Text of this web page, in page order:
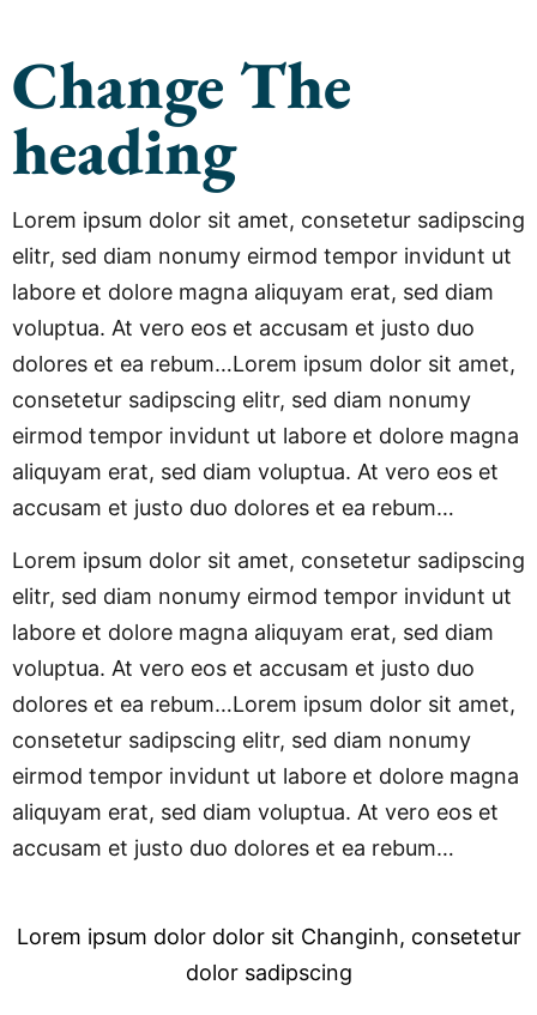
Change The
heading
Lorem ipsum dolor sit amet, consetetur sadipscing
elitr, sed diam nonumy eirmod tempor invidunt ut
labore et dolore magna aliquyam erat, sed diam
voluptua. At vero eos et accusam et justo duo
dolores et ea rebum…Lorem ipsum dolor sit amet,
consetetur sadipscing elitr, sed diam nonumy
eirmod tempor invidunt ut labore et dolore magna
aliquyam erat, sed diam voluptua. At vero eos et
accusam et justo duo dolores et ea rebum…
Lorem ipsum dolor sit amet, consetetur sadipscing
elitr, sed diam nonumy eirmod tempor invidunt ut
labore et dolore magna aliquyam erat, sed diam
voluptua. At vero eos et accusam et justo duo
dolores et ea rebum…Lorem ipsum dolor sit amet,
consetetur sadipscing elitr, sed diam nonumy
eirmod tempor invidunt ut labore et dolore magna
aliquyam erat, sed diam voluptua. At vero eos et
accusam et justo duo dolores et ea rebum…
Lorem ipsum dolor dolor sit Changinh, consetetur
dolor sadipscing